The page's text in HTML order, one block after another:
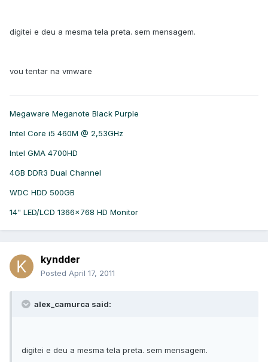
digitei e deu a mesma tela preta. sem mensagem.
vou tentar na vmware
Megaware Meganote Black Purple
Intel Core i5 460M @ 2,53GHz
Intel GMA 4700HD
4GB DDR3 Dual Channel
WDC HDD 500GB
14" LED/LCD 1366x768 HD Monitor
kyndder
Posted April 17, 2011
alex_camurca said:
digitei e deu a mesma tela preta. sem mensagem.